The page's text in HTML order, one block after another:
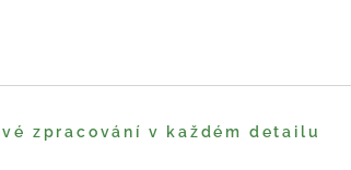
zpracování v každém detailu